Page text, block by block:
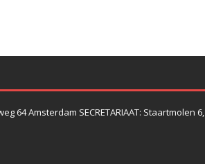
64 Amsterdam SECRETARIAAT: Staartmolen 6,